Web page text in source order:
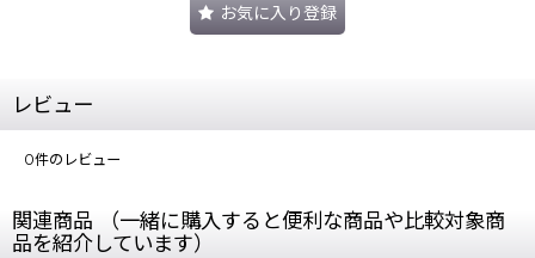
お気に入り登録
レビュー
0件のレビュー
関連商品 （一緒に購入すると便利な商品や比較対象商
品を紹介しています）